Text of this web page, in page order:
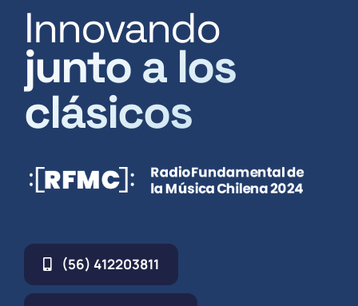
Innovando
junto a los
clásicos
(56) 412203811